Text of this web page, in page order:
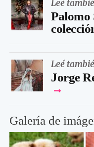
Leé
Palomo
Leé
Jorge
Galería de